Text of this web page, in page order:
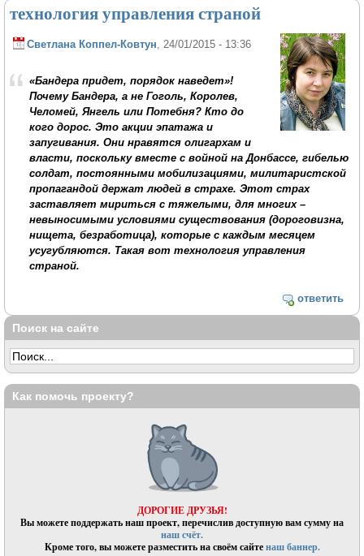
технология управления страной
Светлана Коппел-Ковтун, 24/01/2015 - 13:36
«Бандера придет, порядок наведет»!
Почему Бандера, а не Гоголь, Королев,
Челомей, Янгель или Потебня? Кто до
кого дорос. Это акции эпатажа и
запугивания. Они нравятся олигархам и
власти, поскольку вместе с войной на Донбассе, гибелью
солдат, постоянными мобилизациями, милитаристской
пропагандой держат людей в страхе. Этот страх
заставляет мириться с тяжелыми, для многих –
невыносимыми условиями существования (дороговизна,
нищета, безработица), которые с каждым месяцем
усугубляются. Такая вот технология управления
страной.
ответить
Поиск на сайте
Как помочь проекту?
ДОРОГИЕ ДРУЗЬЯ!
Вы можете поддержать наш проект, перечислив доступную вам сумму на
наш счёт.
Кроме того, вы можете разместить на своём сайтенаш баннер.